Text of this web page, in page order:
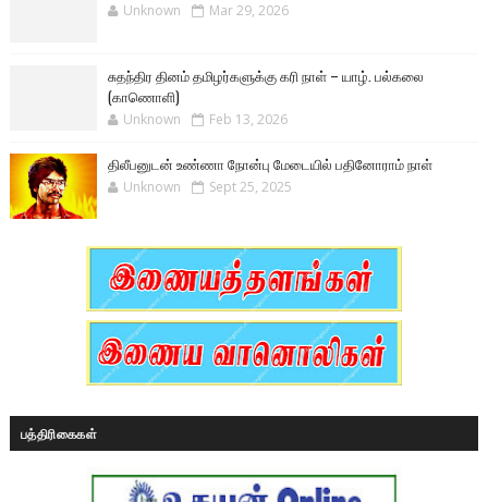
Unknown Mar 29, 2026
சுதந்திர தினம் தமிழர்களுக்கு கரி நாள் – யாழ். பல்கலை
(காணொளி)
Unknown Feb 13, 2026
திலீபனுடன் உண்ணா நோன்பு மேடையில் பதினோராம் நாள்
Unknown Sept 25, 2025
பத்திரிகைகள்